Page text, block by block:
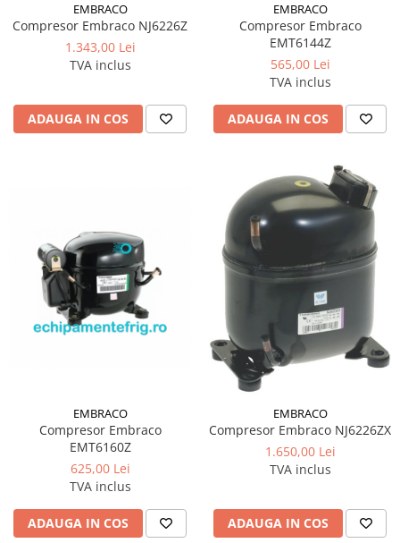
EMBRACO
Compresor Embraco NJ6226Z
1.343,00 Lei
TVA inclus
ADAUGA IN COS
EMBRACO
Compresor Embraco
EMT6144Z
565,00 Lei
TVA inclus
ADAUGA IN COS
EMBRACO
Compresor Embraco
EMT6160Z
625,00 Lei
TVA inclus
ADAUGA IN COS
EMBRACO
Compresor Embraco NJ6226ZX
1.650,00 Lei
TVA inclus
ADAUGA IN COS